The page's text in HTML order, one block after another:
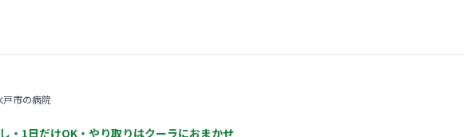
戸市の病院
・1日だけOK・やり取りはクーラにおまかせ